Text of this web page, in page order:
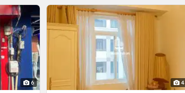
6 4